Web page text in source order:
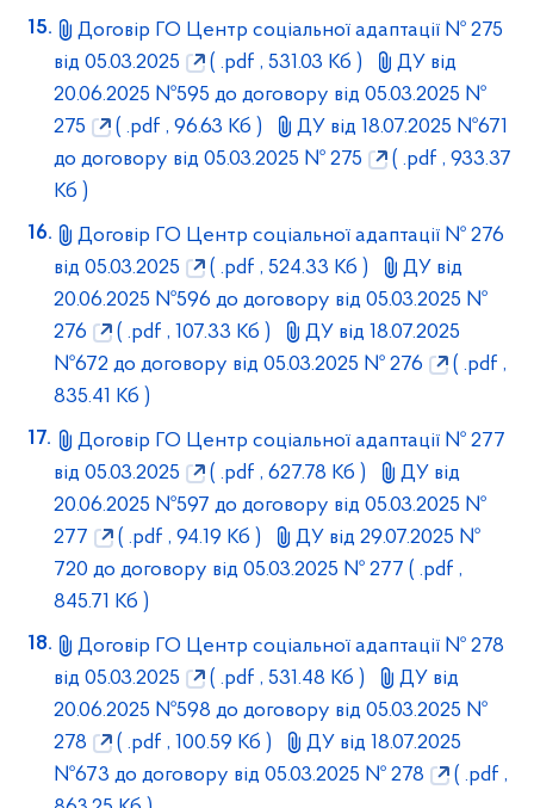
Договір ГО Центр соціальної адаптації № 275
від 05.03.2025
( .pdf , 531.03 Кб )
ДУ від
20.06.2025 №595 до договору від 05.03.2025 №
275
( .pdf , 96.63 Кб )
ДУ від 18.07.2025 №671
до договору від 05.03.2025 № 275
( .pdf , 933.37
Кб )
Договір ГО Центр соціальної адаптації № 276
від 05.03.2025
( .pdf , 524.33 Кб )
ДУ від
20.06.2025 №596 до договору від 05.03.2025 №
276
( .pdf , 107.33 Кб )
ДУ від 18.07.2025
№672 до договору від 05.03.2025 № 276
( .pdf ,
835.41 Кб )
Договір ГО Центр соціальної адаптації № 277
від 05.03.2025
( .pdf , 627.78 Кб )
ДУ від
20.06.2025 №597 до договору від 05.03.2025 №
277
( .pdf , 94.19 Кб )
ДУ від 29.07.2025 №
720 до договору від 05.03.2025 № 277 ( .pdf ,
845.71 Кб )
Договір ГО Центр соціальної адаптації № 278
від 05.03.2025
( .pdf , 531.48 Кб )
ДУ від
20.06.2025 №598 до договору від 05.03.2025 №
278
( .pdf , 100.59 Кб )
ДУ від 18.07.2025
№673 до договору від 05.03.2025 № 278
( .pdf ,